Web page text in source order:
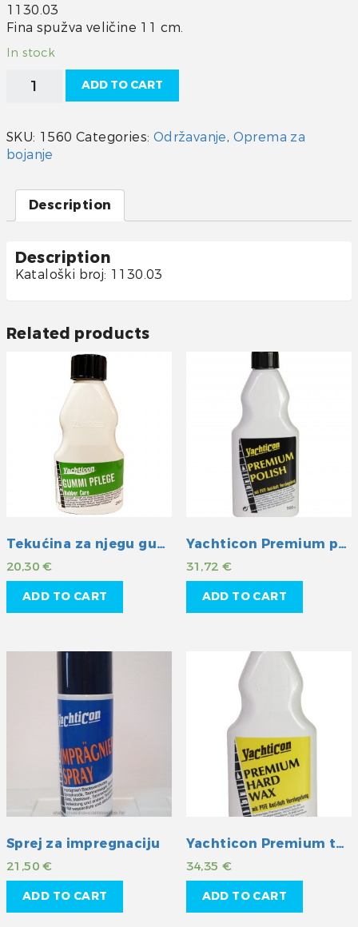
1130.03
Fina spužva veličine 11 cm.
In stock
Spužvasti
valjak
ADD TO CART
SKU: 1560 Categories: Održavanje, Oprema za
bojanje
Description
Description
Kataloški broj: 1130.03
Related products
Tekućina za njegu gumenih površina
20,30€
ADD TO CART
Yachticon Premium politura s teflon-om
31,72€
ADD TO CART
Sprej za impregnaciju
21,50€
ADD TO CART
Yachticon Premium tvrdi vosak s teflonom
34,35€
ADD TO CART